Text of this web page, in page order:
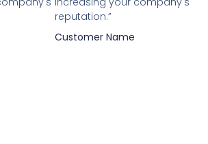
reputation.”
Customer Name